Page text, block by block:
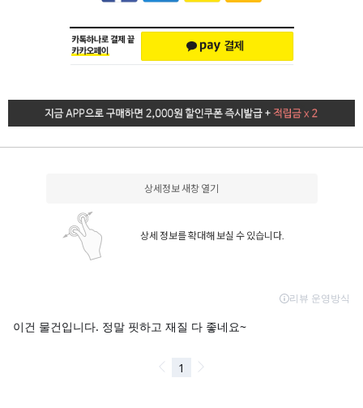
상세정보 새창 열기
상세 정보를 확대해 보실 수 있습니다.